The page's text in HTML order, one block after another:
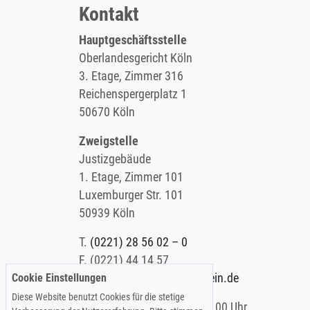
Kontakt
Hauptgeschäftsstelle
Oberlandesgericht Köln
3. Etage, Zimmer 316
Reichenspergerplatz 1
50670 Köln
Zweigstelle
Justizgebäude
1. Etage, Zimmer 101
Luxemburger Str. 101
50939 Köln
T. (0221) 28 56 02 – 0
F.(0221) 44 14 57
E.info@koelner-anwaltverein.de
Montag - Freitag: 9.00 – 15.00 Uhr
Cookie Einstellungen
Diese Website benutzt Cookies für die stetige